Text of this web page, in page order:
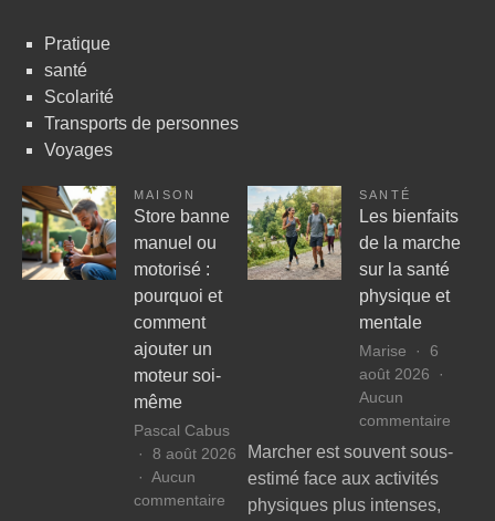
domicile
Pratique
santé
Scolarité
Transports de personnes
Voyages
MAISON
Store banne
manuel ou
motorisé :
pourquoi et
comment
ajouter un
moteur soi-
même
Pascal Cabus
8 août 2026
Aucun
commentaire
SANTÉ
Les bienfaits
de la marche
sur la santé
physique et
mentale
Marise
6
août 2026
Aucun
commentaire
Marcher est souvent sous-
estimé face aux activités
physiques plus intenses,